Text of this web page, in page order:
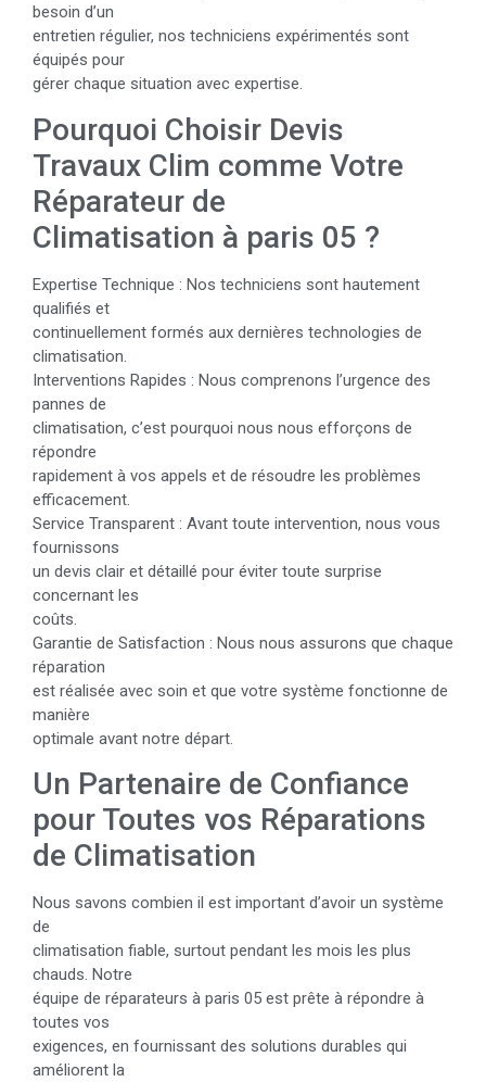
besoin d’un
entretien régulier, nos techniciens expérimentés sont
équipés pour
gérer chaque situation avec expertise.
Pourquoi Choisir Devis
Travaux Clim comme Votre
Réparateur de
Climatisation à paris 05 ?
Expertise Technique : Nos techniciens sont hautement
qualifiés et
continuellement formés aux dernières technologies de
climatisation.
Interventions Rapides : Nous comprenons l’urgence des
pannes de
climatisation, c’est pourquoi nous nous efforçons de
répondre
rapidement à vos appels et de résoudre les problèmes
efficacement.
Service Transparent : Avant toute intervention, nous vous
fournissons
un devis clair et détaillé pour éviter toute surprise
concernant les
coûts.
Garantie de Satisfaction : Nous nous assurons que chaque
réparation
est réalisée avec soin et que votre système fonctionne de
manière
optimale avant notre départ.
Un Partenaire de Confiance
pour Toutes vos Réparations
de Climatisation
Nous savons combien il est important d’avoir un système
de
climatisation fiable, surtout pendant les mois les plus
chauds. Notre
équipe de réparateurs à paris 05 est prête à répondre à
toutes vos
exigences, en fournissant des solutions durables qui
améliorent la